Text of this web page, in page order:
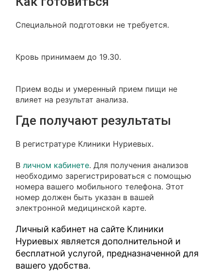
Специальной подготовки не требуется.
Кровь принимаем до 19.30.
Прием воды и умеренный прием пищи не
влияет на результат анализа.
Где получают результаты
В регистратуре Клиники Нуриевых.
Вличном кабинете. Для получения анализов
необходимо зарегистрироваться с помощью
номера вашего мобильного телефона. Этот
номер должен быть указан в вашей
электронной медицинской карте.
Личный кабинет на сайте Клиники
Нуриевых является дополнительной и
бесплатной услугой, предназначенной для
вашего удобства.